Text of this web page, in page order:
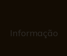
Informação